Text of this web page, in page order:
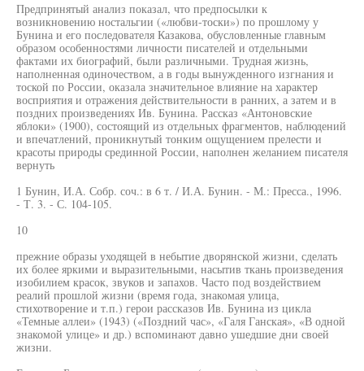
Предпринятый анализ показал, что предпосылки к
возникновению ностальгии («любви-тоски») по прошлому у
Бунина и его последователя Казакова, обусловленные главным
образом особенностями личности писателей и отдельными
фактами их биографий, были различными. Трудная жизнь,
наполненная одиночеством, а в годы вынужденного изгнания и
тоской по России, оказала значительное влияние на характер
восприятия и отражения действительности в ранних, а затем и в
поздних произведениях Ив. Бунина. Рассказ «Антоновские
яблоки» (1900), состоящий из отдельных фрагментов, наблюдений
и впечатлений, проникнутый тонким ощущением прелести и
красоты природы срединной России, наполнен желанием писателя
вернуть
1 Бунин, И.А. Собр. соч.: в 6 т. / И.А. Бунин. - М.: Пресса., 1996.
- Т. 3. - С. 104-105.
10
прежние образы уходящей в небытие дворянской жизни, сделать
их более яркими и выразительными, насытив ткань произведения
изобилием красок, звуков и запахов. Часто под воздействием
реалий прошлой жизни (время года, знакомая улица,
стихотворение и т.п.) герои рассказов Ив. Бунина из цикла
«Темные аллеи» (1943) («Поздний час», «Галя Ганская», «В одной
знакомой улице» и др.) вспоминают давно ушедшие дни своей
жизни.